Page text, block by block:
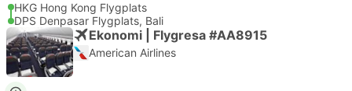
HKG Hong Kong Flygplats
DPS Denpasar Flygplats, Bali
Ekonomi | Flygresa #AA8915
American Airlines